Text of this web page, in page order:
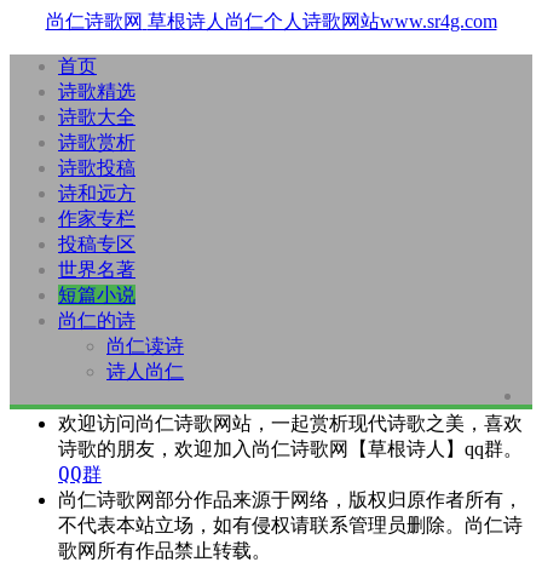
尚仁诗歌网 草根诗人尚仁个人诗歌网站www.sr4g.com
首页
诗歌精选
诗歌大全
诗歌赏析
诗歌投稿
诗和远方
作家专栏
投稿专区
世界名著
短篇小说
尚仁的诗
尚仁读诗
诗人尚仁
欢迎访问尚仁诗歌网站，一起赏析现代诗歌之美，喜欢
诗歌的朋友，欢迎加入尚仁诗歌网【草根诗人】qq群。
QQ群
尚仁诗歌网部分作品来源于网络，版权归原作者所有，
不代表本站立场，如有侵权请联系管理员删除。尚仁诗
歌网所有作品禁止转载。